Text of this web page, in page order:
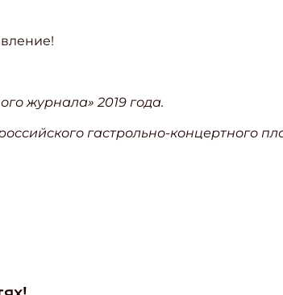
журнала» 2019 года.
гастрольно-концертного